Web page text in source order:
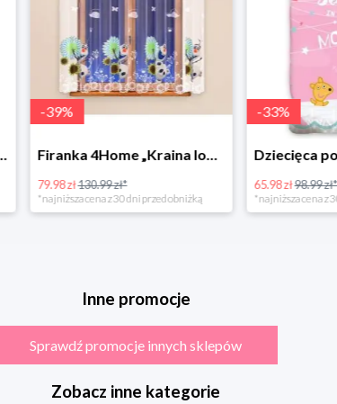
-39%
79.98 zł130.99 zł*
*najniższa cena z 30 dni przed obniżką
-33%
65.98 zł98.99 zł*
*najniższa cena z
Inne promocje
Sprawdź promocje innych sklepów
Zobacz inne kategorie